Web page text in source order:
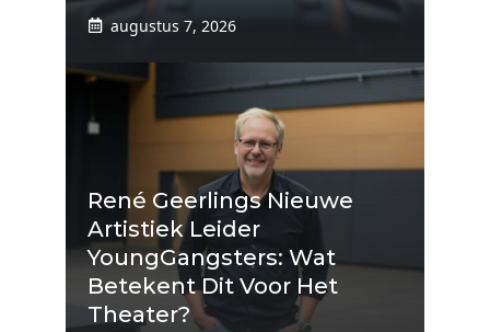
augustus 7, 2026
René Geerlings Nieuwe
Artistiek Leider
YoungGangsters: Wat
Betekent Dit Voor Het
Theater?